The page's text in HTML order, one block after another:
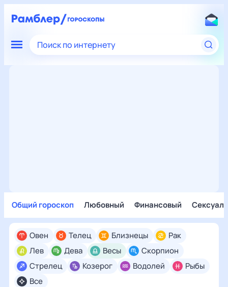
Поиск по интернету
Общий гороскоп Любовный Финансовый
Все
Овен Телец Близнецы
Рак
Лев
Дева Весы
Скорпион
Стрелец
Козерог Водолей Рыбы